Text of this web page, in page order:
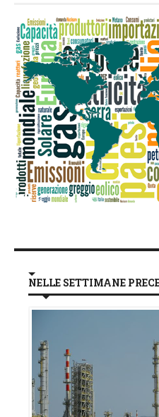
NELLE SETTIMANE